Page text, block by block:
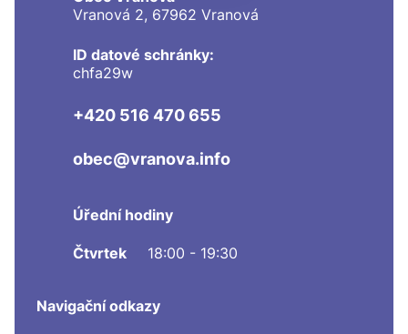
Vranová 2, 67962 Vranová
ID datové schránky:
chfa29w
+420 516 470 655
obec@vranova.info
Úřední hodiny
Čtvrtek 18:00 - 19:30
Navigační odkazy